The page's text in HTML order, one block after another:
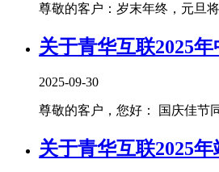
尊敬的客户：岁末年终，元旦
关于青华互联2025
2025-09-30
尊敬的客户，您好： 国庆佳节
关于青华互联2025